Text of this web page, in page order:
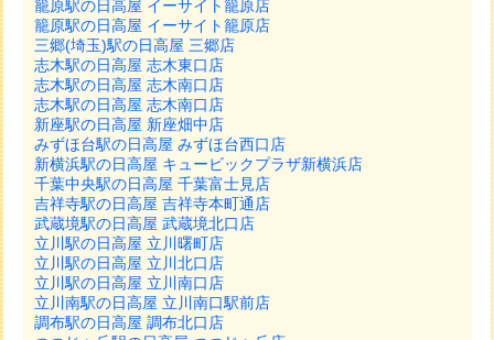
籠原駅の日高屋 イーサイト籠原店
籠原駅の日高屋 イーサイト籠原店
三郷(埼玉)駅の日高屋 三郷店
志木駅の日高屋 志木東口店
志木駅の日高屋 志木南口店
志木駅の日高屋 志木南口店
新座駅の日高屋 新座畑中店
みずほ台駅の日高屋 みずほ台西口店
新横浜駅の日高屋 キュービックプラザ新横浜店
千葉中央駅の日高屋 千葉富士見店
吉祥寺駅の日高屋 吉祥寺本町通店
武蔵境駅の日高屋 武蔵境北口店
立川駅の日高屋 立川曙町店
立川駅の日高屋 立川北口店
立川駅の日高屋 立川南口店
立川南駅の日高屋 立川南口駅前店
調布駅の日高屋 調布北口店